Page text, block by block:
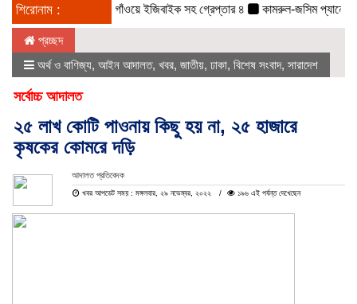
শিরোনাম : ঠাকুরগাঁওয়ে ইজিবাইক সহ গ্রেপ্তার ৪ কামরুল-জসিম প্যানেলের
প্রচ্ছদ
অর্থ ও বাণিজ্য, আইন আদালত, খবর, জাতীয়, ঢাকা, বিশেষ সংবাদ, সারাদেশ
সর্বোচ্চ আদালত
২৫ লাখ কোটি পাওনায় কিছু হয় না, ২৫ হাজারে
কৃষকের কোমরে দড়ি
আদালত প্রতিবেদক
খবর আপডেট সময় : মঙ্গলবার, ২৯ নভেম্বর, ২০২২ ১৯৬ এই পর্যন্ত দেখেছেন